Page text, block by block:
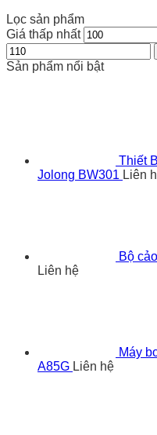
Lọc sản phẩm
Giá thấp nhất
Sản phẩm nổi bật
Thiết
Jolong BW301 Liên
Bộ
Liên hệ
Máy
A85G Liên hệ